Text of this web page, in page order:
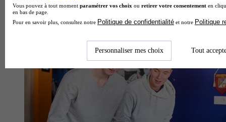
Centre de formation d'apprentis
Voir l’établissement
Vous pouvez à tout moment paramétrer vos choix ou retirer votre consentement en
en bas de page.
Pour en savoir plus, consultez notre Politique de confidentialité et notre Politique
Personnaliser mes choix Tout